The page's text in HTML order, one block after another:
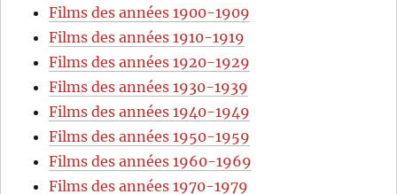
Films des années 1900-1909
Films des années 1910-1919
Films des années 1920-1929
Films des années 1930-1939
Films des années 1940-1949
Films des années 1950-1959
Films des années 1960-1969
Films des années 1970-1979